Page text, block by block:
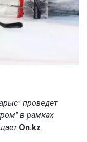
проведет
в рамках
On.kz.